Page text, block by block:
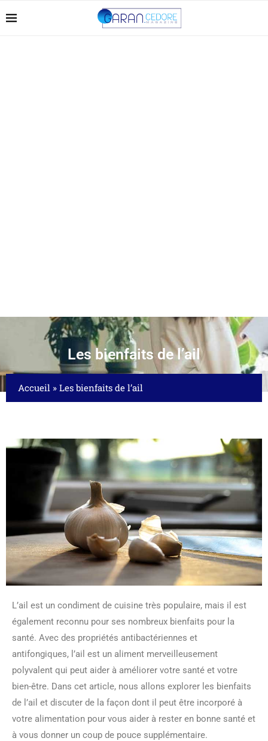
Les bienfaits de l’ail
Accueil » Les bienfaits de l’ail
L’ail est un condiment de cuisine très populaire, mais il est
également reconnu pour ses nombreux bienfaits pour la
santé. Avec des propriétés antibactériennes et
antifongiques, l’ail est un aliment merveilleusement
polyvalent qui peut aider à améliorer votre santé et votre
bien-être. Dans cet article, nous allons explorer les bienfaits
de l’ail et discuter de la façon dont il peut être incorporé à
votre alimentation pour vous aider à rester en bonne santé et
à vous donner un coup de pouce supplémentaire.